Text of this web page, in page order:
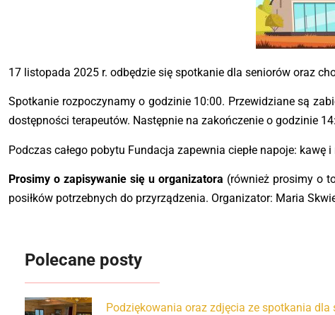
17 listopada 2025 r. odbędzie się spotkanie dla seniorów oraz
Spotkanie rozpoczynamy o godzinie 10:00. Przewidziane są
dostępności terapeutów. Następnie na zakończenie o godzinie
Podczas całego pobytu Fundacja zapewnia ciepłe napoje: kawę
Prosimy o zapisywanie się u organizatora (również prosimy o
posiłków potrzebnych do przyrządzenia. Organizator: Maria
Polecane posty
Podziękowania oraz zdjęcia ze spotkania